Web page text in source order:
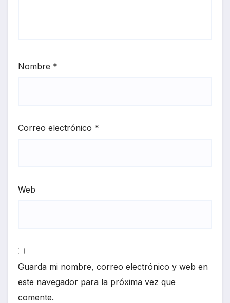
Nombre *
Correo electrónico *
Web
Guarda mi nombre, correo electrónico y web en
este navegador para la próxima vez que
comente.